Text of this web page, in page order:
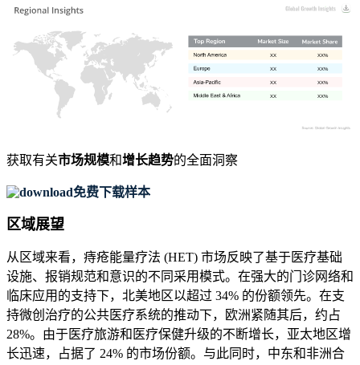
XX%
XX
XX%
XX
XX%
XX
XX%
XX
获取有关市场规模和增长趋势的全面洞察
免费下载样本
区域展望
从区域来看，痔疮能量疗法 (HET) 市场反映了基于医疗基础
设施、报销规范和意识的不同采用模式。在强大的门诊网络和
临床应用的支持下，北美地区以超过 34% 的份额领先。在支
持微创治疗的公共医疗系统的推动下，欧洲紧随其后，约占
28%。由于医疗旅游和医疗保健升级的不断增长，亚太地区增
长迅速，占据了 24% 的市场份额。与此同时，中东和非洲合